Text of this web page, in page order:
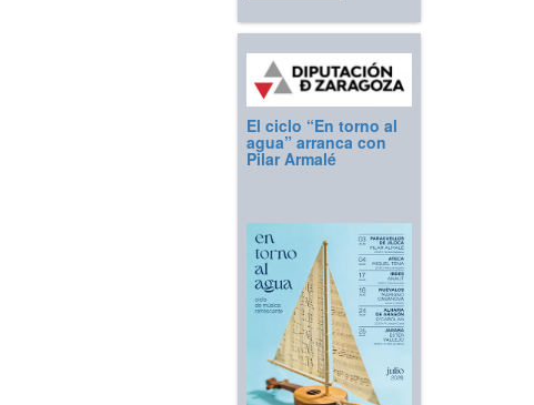
El ciclo “En torno al
agua” arranca con
Pilar Armalé